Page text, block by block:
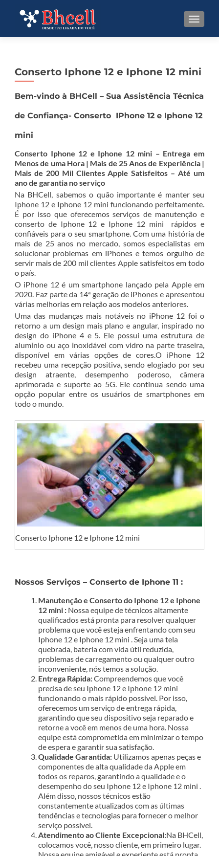
Conserto Iphone 12 e Iphone 12 mini
Bem-vindo à BHCell – Sua Assistência Técnica
de Confiança- Conserto IPhone 12 e Iphone 12
mini
Conserto Iphone 12 e Iphone 12 mini – Entrega em
Menos de uma Hora | Mais de 25 Anos de Experiência |
Mais de 200 Mil Clientes Apple Satisfeitos – Até um
ano de garantia no serviço
Na BHCell, sabemos o quão importante é manter seu
Iphone 12 e Iphone 12 mini funcionando perfeitamente.
É por isso que oferecemos serviços de manutenção e
conserto de Iphone 12 e Iphone 12 mini rápidos e
confiáveis para o seu smartphone. Com uma história de
mais de 25 anos no mercado, somos especialistas em
solucionar problemas em iPhones e temos orgulho de
servir mais de 200 mil clientes Apple satisfeitos em todo
o país.
O iPhone 12 é um smartphone lançado pela Apple em
2020. Faz parte da 14ª geração de iPhones e apresentou
várias melhorias em relação aos modelos anteriores.
Uma das mudanças mais notáveis no iPhone 12 foi o
retorno a um design mais plano e angular, inspirado no
design do iPhone 4 e 5. Ele possui uma estrutura de
alumínio ou aço inoxidável com vidro na parte traseira,
disponível em várias opções de cores.O iPhone 12
recebeu uma recepção positiva, sendo elogiado por seu
design atraente, desempenho poderoso, câmera
aprimorada e suporte ao 5G. Ele continua sendo uma
opção popular entre os usuários de smartphones em
todo o mundo.
Conserto Iphone 12 e Iphone 12 mini
Nossos Serviços – Conserto de Iphone 11 :
Manutenção e Conserto do Iphone 12 e Iphone
12 mini : Nossa equipe de técnicos altamente
qualificados está pronta para resolver qualquer
problema que você esteja enfrentando com seu
Iphone 12 e Iphone 12 mini . Seja uma tela
quebrada, bateria com vida útil reduzida,
problemas de carregamento ou qualquer outro
inconveniente, nós temos a solução.
Entrega Rápida:Compreendemos que você
precisa de seu Iphone 12 e Iphone 12 mini
funcionando o mais rápido possível. Por isso,
oferecemos um serviço de entrega rápida,
garantindo que seu dispositivo seja reparado e
retorne a você em menos de uma hora. Nossa
equipe está comprometida em minimizar o tempo
de espera e garantir sua satisfação.
Qualidade Garantida: Utilizamos apenas peças e
componentes de alta qualidade da Apple em
todos os reparos, garantindo a qualidade e o
desempenho do seu Iphone 12 e Iphone 12 mini .
Além disso, nossos técnicos estão
constantemente atualizados com as últimas
tendências e tecnologias para fornecer o melhor
serviço possível.
Atendimento ao Cliente Excepcional:Na BHCell,
colocamos você, nosso cliente, em primeiro lugar.